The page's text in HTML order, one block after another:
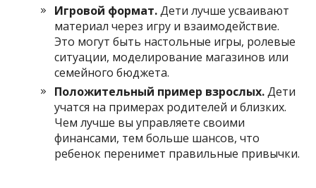
Игровой формат.Дети лучше усваивают
материал через игру и взаимодействие.
Это могут быть настольные игры, ролевые
ситуации, моделирование магазинов или
семейного бюджета.
Положительный пример взрослых.Дети
учатся на примерах родителей и близких.
Чем лучше вы управляете своими
финансами, тем больше шансов, что
ребенок перенимет правильные привычки.